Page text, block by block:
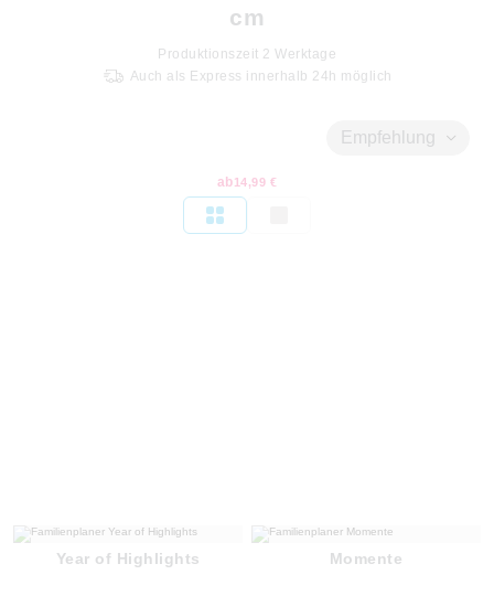
cm
Produktionszeit 2 Werktage
Auch als Express innerhalb 24h möglich
Empfehlung
ab14,99 €
Year of Highlights Momente